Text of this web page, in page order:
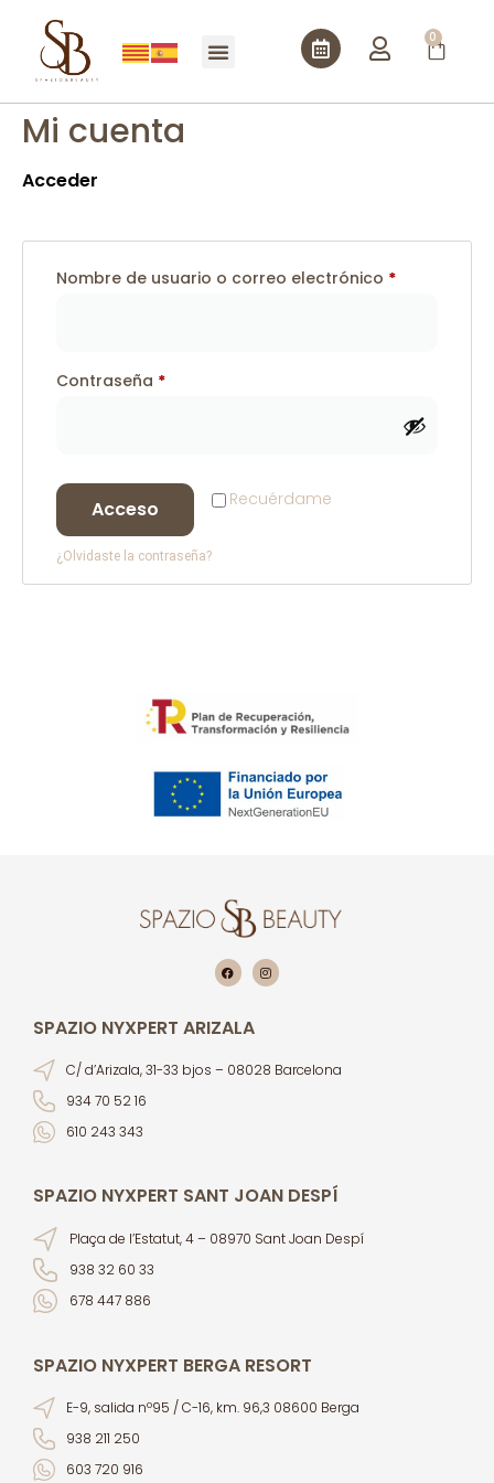
0
Mi cuenta
Acceder
Nombre de usuario o correo electrónico *
Contraseña *
Recuérdame
Acceso
¿Olvidaste la contraseña?
SPAZIO NYXPERT ARIZALA
C/ d’Arizala, 31-33 bjos – 08028 Barcelona
934 70 52 16
610 243 343
SPAZIO NYXPERT SANT JOAN DESPÍ
Plaça de l’Estatut, 4 – 08970 Sant Joan Despí
938 32 60 33
678 447 886
SPAZIO NYXPERT BERGA RESORT
E-9, salida nº95 / C-16, km. 96,3 08600 Berga
938 211 250
603 720 916